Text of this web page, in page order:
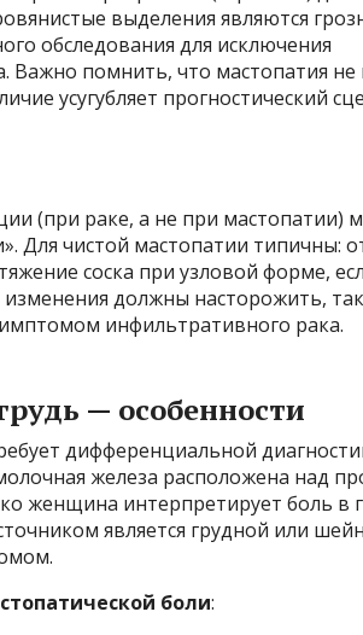
выделения являются
обследования для исключения
помнить, что мастопатия не
усугубляет прогностический
(при раке, а не при мастопатии)
Для чистой мастопатии типичны:
соска при узловой форме,
должны насторожить,
инфильтративного рака.
— особенности
дифференциальной
железа расположена над
женщина интерпретирует боль в
является грудной или
боли: